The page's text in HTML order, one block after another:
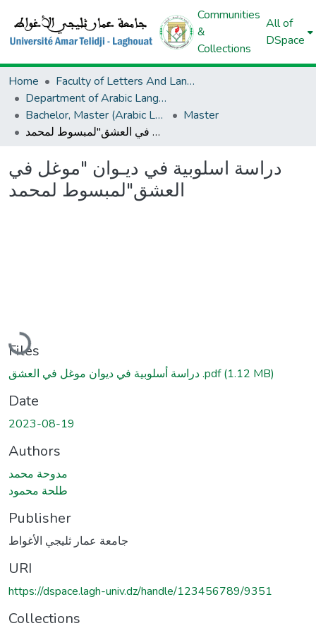
Communities
&
Collections
All of
DSpace
Home
Faculty of Letters And Languages
Department of Arabic Language And Letters
Bachelor, Master (Arabic Language And Letters)
Master
دراسة اسلوبیة في دیـوان "موغل في العشق"لمبسوط لمحمد
دراسة اسلوبیة في دیـوان "موغل في
العشق"لمبسوط لمحمد
Loading...
Files
دراسة أسلوبية في ديوان موغل في العشق .pdf(1.12 MB)
Date
2023-08-19
Authors
مدوحة محمد
طلحة محمود
Publisher
جامعة عمار ثليجي الأغواط
URI
https://dspace.lagh-univ.dz/handle/123456789/9351
Collections